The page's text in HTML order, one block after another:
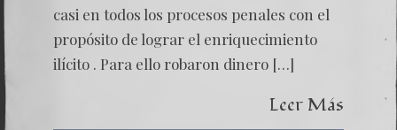
casi en todos los procesos penales con el
propósito de lograr el enriquecimiento
ilícito . Para ello robaron dinero […]
Leer Más